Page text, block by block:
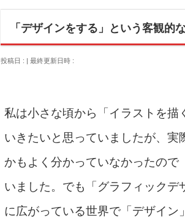
「デザインをする」という客観的
投稿日 : 最終更新日時 :
私は小さな頃から「イラストを描
いきたいと思っていましたが、
かもよく分かっていなかったの
いました。でも「グラフィック
に広がっている世界で「デザイン